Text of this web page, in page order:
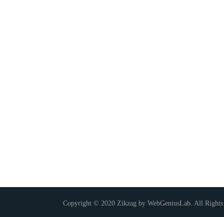
Copyright © 2020 Zikzag by WebGeniusLab. All Rights